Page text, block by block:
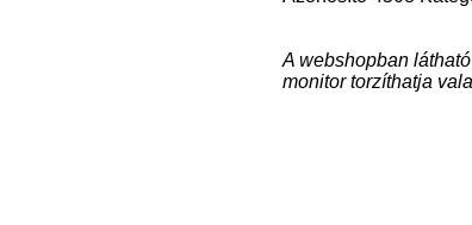
A webshopban
monitor torzíthatja